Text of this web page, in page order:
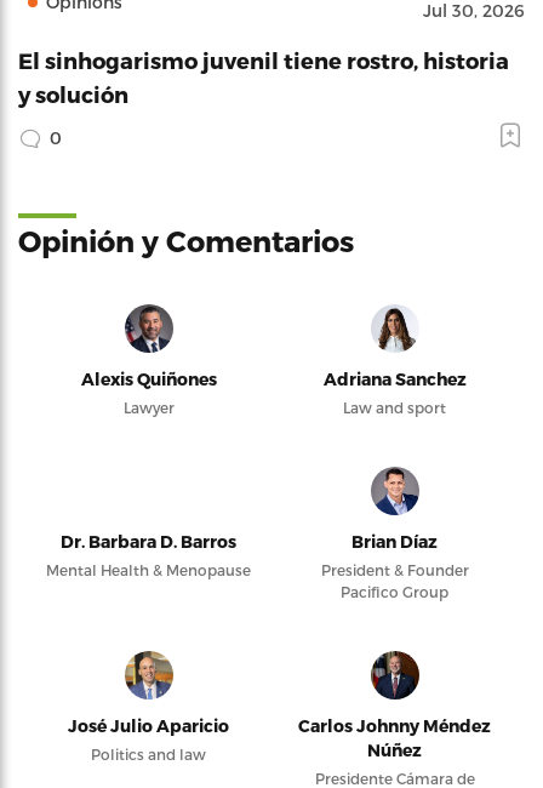
Jul 30, 2026
El sinhogarismo juvenil tiene rostro, historia
y solución
0
Opinión y Comentarios
Alexis Quiñones
Lawyer
Adriana Sanchez
Law and sport
Dr. Barbara D. Barros
Mental Health & Menopause
Brian Díaz
President & Founder
Pacifico Group
José Julio Aparicio
Politics and law
Carlos Johnny Méndez
Núñez
Presidente Cámara de